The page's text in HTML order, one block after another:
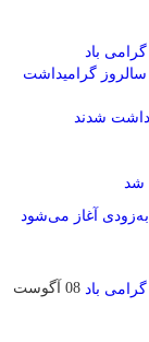
سالروز گرامیداشت
08 آگوست